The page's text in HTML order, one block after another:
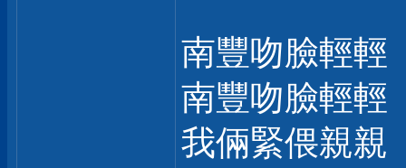
南豐吻臉輕
南豐吻臉輕
我倆緊偎親